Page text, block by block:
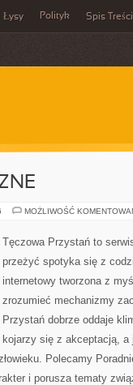
Łysy Polityk Spis Treści
MOŻLIWOŚĆ
Tęczowa Przystań to
przeżyć spotyka się z
internetowy tworzona z
zrozumieć mechanizmy
Przystań dobrze oddaje
kojarzy się z akceptacją,
Polecamy
i porusza tematy